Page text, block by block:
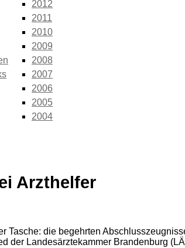
2012
2011
2010
2009
2008
2007
2006
2005
2004
Arzthelfer
die begehrten
der Landesärztekammer Brandenburg